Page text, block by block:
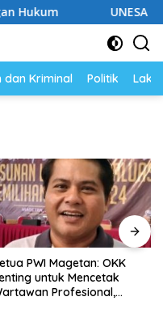
UNESA Gelar
dan Kriminal Politik
PWI Magetan: OKK
untuk Mencetak
Profesional,